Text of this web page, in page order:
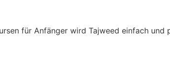
für Anfänger wird Tajweed einfach und